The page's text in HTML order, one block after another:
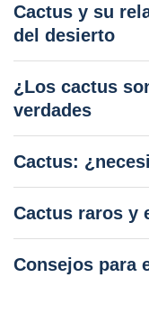
Cactus y su
del desierto
¿Los cactus
verdades
Cactus:
Cactus raros y
Consejos para